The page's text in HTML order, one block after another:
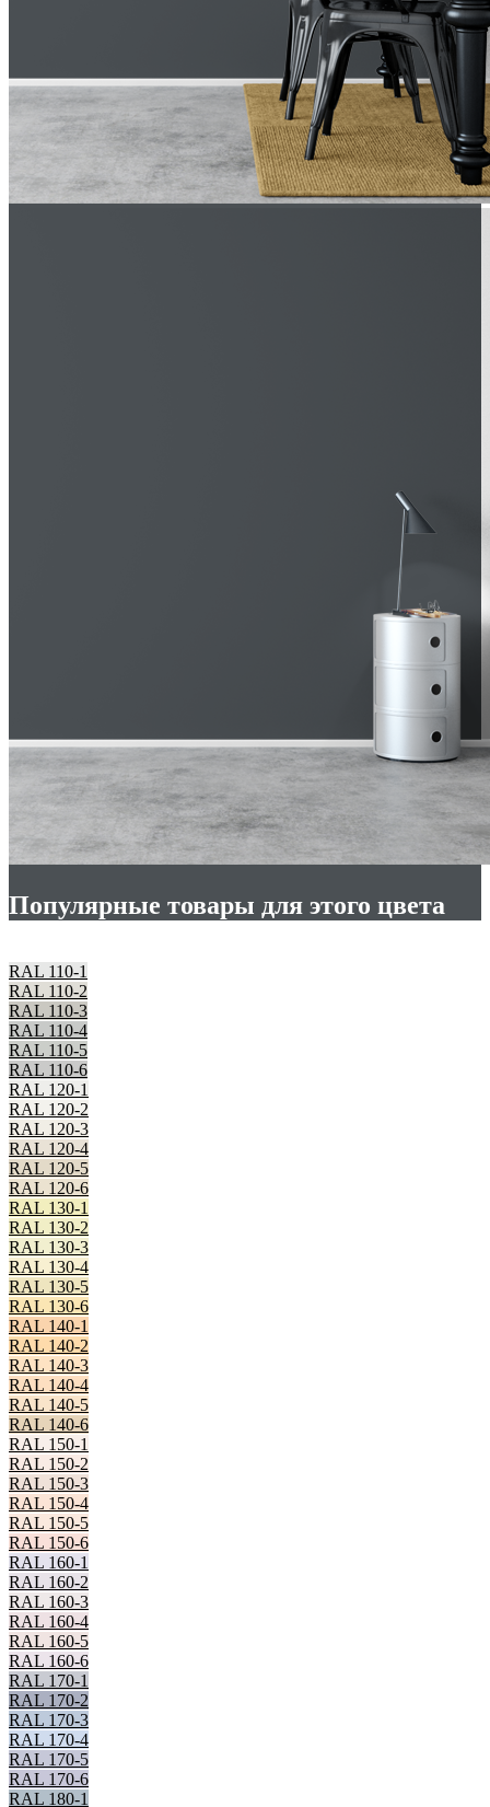
Популярные товары для этого цвета
RAL 110-1
RAL 110-2
RAL 110-3
RAL 110-4
RAL 110-5
RAL 110-6
RAL 120-1
RAL 120-2
RAL 120-3
RAL 120-4
RAL 120-5
RAL 120-6
RAL 130-1
RAL 130-2
RAL 130-3
RAL 130-4
RAL 130-5
RAL 130-6
RAL 140-1
RAL 140-2
RAL 140-3
RAL 140-4
RAL 140-5
RAL 140-6
RAL 150-1
RAL 150-2
RAL 150-3
RAL 150-4
RAL 150-5
RAL 150-6
RAL 160-1
RAL 160-2
RAL 160-3
RAL 160-4
RAL 160-5
RAL 160-6
RAL 170-1
RAL 170-2
RAL 170-3
RAL 170-4
RAL 170-5
RAL 170-6
RAL 180-1